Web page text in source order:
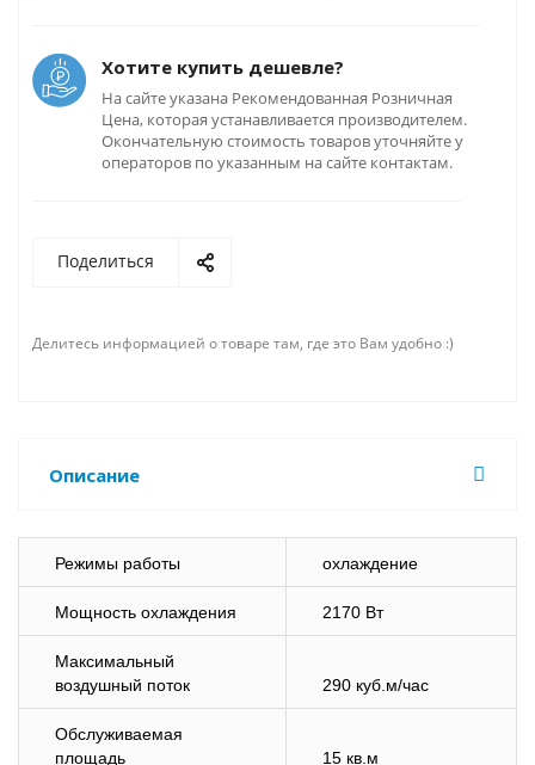
Хотите купить дешевле?
На сайте указана Рекомендованная Розничная
Цена, которая устанавливается производителем.
Окончательную стоимость товаров уточняйте у
операторов по указанным на сайте контактам.
Поделиться
Делитесь информацией о товаре там, где это Вам удобно :)
Описание
Режимы работы охлаждение
Мощность охлаждения 2170 Вт
Максимальный
воздушный поток
290 куб.м/час
Обслуживаемая
площадь
15 кв.м